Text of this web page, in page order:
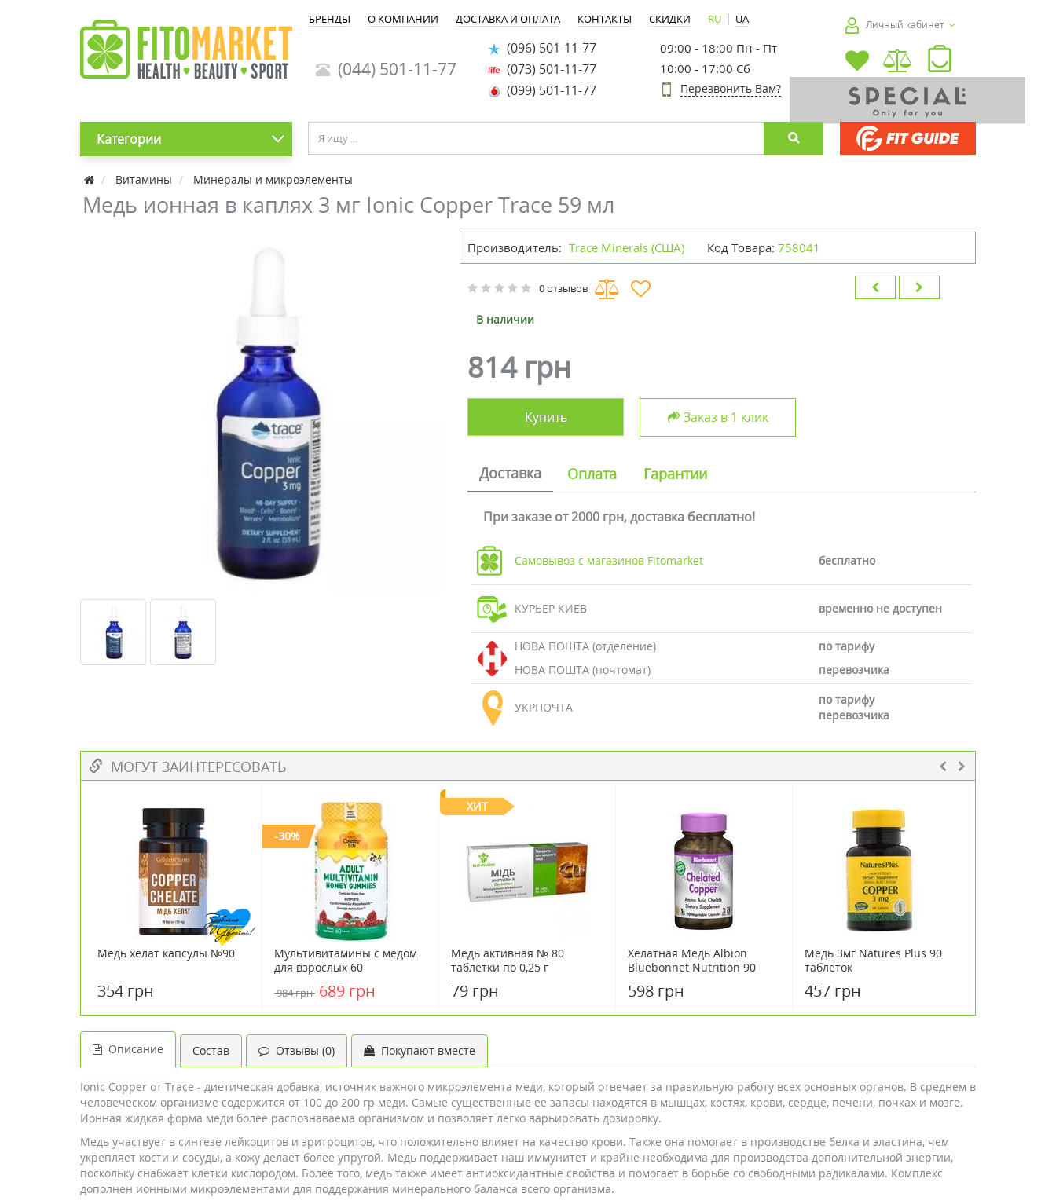
БРЕНДЫ О КОМПАНИИ ДОСТАВКА И ОПЛАТА КОНТАКТЫ СКИДКИ RU | UA
(044) 501-11-77
(096) 501-11-77
(073) 501-11-77
(099) 501-11-77
09:00 - 18:00 Пн - Пт
10:00 - 17:00 Сб
Перезвонить Вам?
Личный кабинет
Категории
Витамины Минералы и микроэлементы
Медь ионная в каплях 3 мг Ionic Copper Trace 59 мл
Производитель: Trace Minerals (США) Код Товара: 758041
0 отзывов
В наличии
814 грн
Купить Заказ в 1 клик
Доставка Оплата Гарантии
При заказе от 2000 грн, доставка бесплатно!
Самовывоз с магазинов Fitomarket бесплатно
КУРЬЕР КИЕВ временно не доступен
НОВА ПОШТА (отделение)
по тарифу
НОВА ПОШТА (почтомат)
перевозчика
УКРПОЧТА
по тарифу
перевозчика
МОГУТ ЗАИНТЕРЕСОВАТЬ
Медь хелат капсулы №90
354 грн
-30%
Мультивитамины с медом
для взрослых 60
Кантри Лайф / Country Life
984 грн 689 грн
ХИТ
Медь активная № 80
таблетки по 0,25 г
79 грн
Хелатная Медь Albion
Bluebonnet Nutrition 90
598 грн
Медь 3мг Natures Plus 90
таблеток
457 грн
Описание Состав Отзывы (0) Покупают вместе
Ionic Copper от Trace - диетическая добавка, источник важного микроэлемента меди, который отвечает за правильную работу всех основных органов. В среднем в
человеческом организме содержится от 100 до 200 гр меди. Самые существенные ее запасы находятся в мышцах, костях, крови, сердце, печени, почках и мозге.
Ионная жидкая форма меди более распознаваема организмом и позволяет легко варьировать дозировку.
Медь участвует в синтезе лейкоцитов и эритроцитов, что положительно влияет на качество крови. Также она помогает в производстве белка и эластина, чем
укрепляет кости и сосуды, а кожу делает более упругой. Медь поддерживает наш иммунитет и крайне необходима для производства дополнительной энергии,
поскольку снабжает клетки кислородом. Более того, медь также имеет антиоксидантные свойства и помогает в борьбе со свободными радикалами. Комплекс
дополнен ионными микроэлементами для поддержания минерального баланса всего организма.